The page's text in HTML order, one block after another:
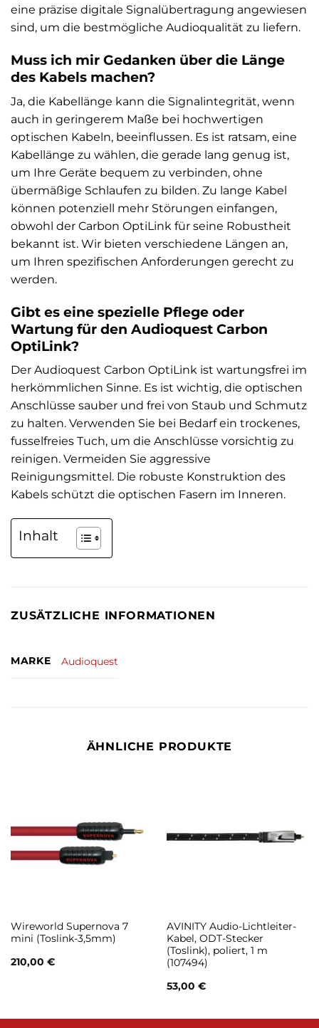
eine präzise digitale Signalübertragung angewiesen
sind, um die bestmögliche Audioqualität zu liefern.
Muss ich mir Gedanken über die Länge
des Kabels machen?
Ja, die Kabellänge kann die Signalintegrität, wenn
auch in geringerem Maße bei hochwertigen
optischen Kabeln, beeinflussen. Es ist ratsam, eine
Kabellänge zu wählen, die gerade lang genug ist,
um Ihre Geräte bequem zu verbinden, ohne
übermäßige Schlaufen zu bilden. Zu lange Kabel
können potenziell mehr Störungen einfangen,
obwohl der Carbon OptiLink für seine Robustheit
bekannt ist. Wir bieten verschiedene Längen an,
um Ihren spezifischen Anforderungen gerecht zu
werden.
Gibt es eine spezielle Pflege oder
Wartung für den Audioquest Carbon
OptiLink?
Der Audioquest Carbon OptiLink ist wartungsfrei im
herkömmlichen Sinne. Es ist wichtig, die optischen
Anschlüsse sauber und frei von Staub und Schmutz
zu halten. Verwenden Sie bei Bedarf ein trockenes,
fusselfreies Tuch, um die Anschlüsse vorsichtig zu
reinigen. Vermeiden Sie aggressive
Reinigungsmittel. Die robuste Konstruktion des
Kabels schützt die optischen Fasern im Inneren.
Inhalt
ZUSÄTZLICHE INFORMATIONEN
MARKE Audioquest
ÄHNLICHE PRODUKTE
Wireworld Supernova 7
mini (Toslink-3,5mm)
210,00 €
AVINITY Audio-Lichtleiter-
Kabel, ODT-Stecker
(Toslink), poliert, 1 m
(107494)
53,00 €